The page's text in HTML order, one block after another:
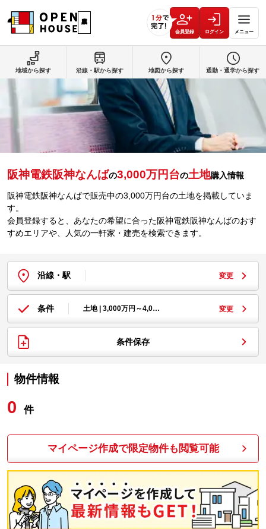
会員登録 ログイン メニュー
阪神電鉄阪神なんばの3,000万円台の土地購入情報
阪神電鉄阪神なんばで販売中の3,000万円台の土地を掲載していま
す。
会員登録すると、あなたの希望に合った阪神電鉄阪神なんばのおす
すめエリアや、人気の一軒家・建売を検索できます。
沿線・駅 変更
条件 土地 | 3,000万円～4,0… 変更
条件保存
物件情報
0 件
マイページ作成で限定物件も閲覧可能
地域から探す 沿線・駅から探す 地図から探す 通勤・通学から探す